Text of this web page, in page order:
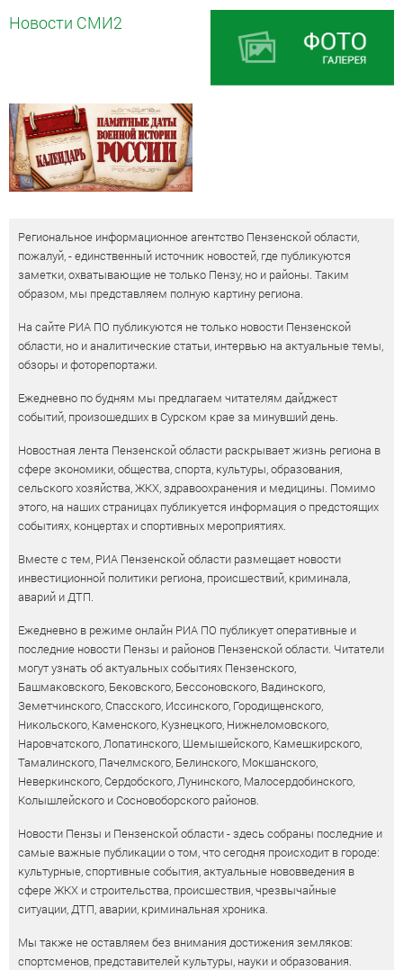
Новости СМИ2
Региональное информационное агентство Пензенской области,
пожалуй, - единственный источник новостей, где публикуются
заметки, охватывающие не только Пензу, но и районы. Таким
образом, мы представляем полную картину региона.
На сайте РИА ПО публикуются не только новости Пензенской
области, но и аналитические статьи, интервью на актуальные темы,
обзоры и фоторепортажи.
Ежедневно по будням мы предлагаем читателям дайджест
событий, произошедших в Сурском крае за минувший день.
Новостная лента Пензенской области раскрывает жизнь региона в
сфере экономики, общества, спорта, культуры, образования,
сельского хозяйства, ЖКХ, здравоохранения и медицины. Помимо
этого, на наших страницах публикуется информация о предстоящих
событиях, концертах и спортивных мероприятиях.
Вместе с тем, РИА Пензенской области размещает новости
инвестиционной политики региона, происшествий, криминала,
аварий и ДТП.
Ежедневно в режиме онлайн РИА ПО публикует оперативные и
последние новости Пензы и районов Пензенской области. Читатели
могут узнать об актуальных событиях Пензенского,
Башмаковского, Бековского, Бессоновского, Вадинского,
Земетчинского, Спасского, Иссинского, Городищенского,
Никольского, Каменского, Кузнецкого, Нижнеломовского,
Наровчатского, Лопатинского, Шемышейского, Камешкирского,
Тамалинского, Пачелмского, Белинского, Мокшанского,
Неверкинского, Сердобского, Лунинского, Малосердобинского,
Колышлейского и Сосновоборского районов.
Новости Пензы и Пензенской области - здесь собраны последние и
самые важные публикации о том, что сегодня происходит в городе:
культурные, спортивные события, актуальные нововведения в
сфере ЖКХ и строительства, происшествия, чрезвычайные
ситуации, ДТП, аварии, криминальная хроника.
Мы также не оставляем без внимания достижения земляков:
спортсменов, представителей культуры, науки и образования.